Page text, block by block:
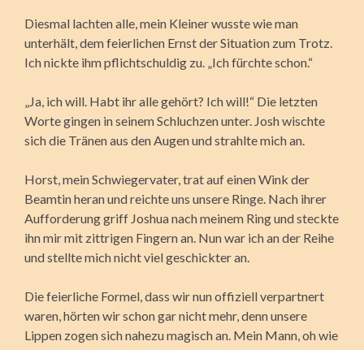
Diesmal lachten alle, mein Kleiner wusste wie man
unterhält, dem feierlichen Ernst der Situation zum Trotz.
Ich nickte ihm pflichtschuldig zu. „Ich fürchte schon.“
„Ja, ich will. Habt ihr alle gehört? Ich will!“ Die letzten
Worte gingen in seinem Schluchzen unter. Josh wischte
sich die Tränen aus den Augen und strahlte mich an.
Horst, mein Schwiegervater, trat auf einen Wink der
Beamtin heran und reichte uns unsere Ringe. Nach ihrer
Aufforderung griff Joshua nach meinem Ring und steckte
ihn mir mit zittrigen Fingern an. Nun war ich an der Reihe
und stellte mich nicht viel geschickter an.
Die feierliche Formel, dass wir nun offiziell verpartnert
waren, hörten wir schon gar nicht mehr, denn unsere
Lippen zogen sich nahezu magisch an. Mein Mann, oh wie